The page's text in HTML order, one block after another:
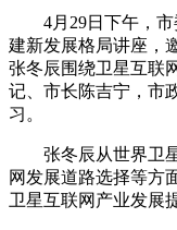
4月29日下午，市
建新发展格局讲座，
张冬辰围绕卫星互联
记、市长陈吉宁，市
习。
张冬辰从世界卫星
网发展道路选择等方
卫星互联网产业发展